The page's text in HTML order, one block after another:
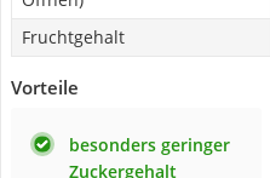
Fruchtgehalt
Vorteile
besonders geringer
Zuckergehalt